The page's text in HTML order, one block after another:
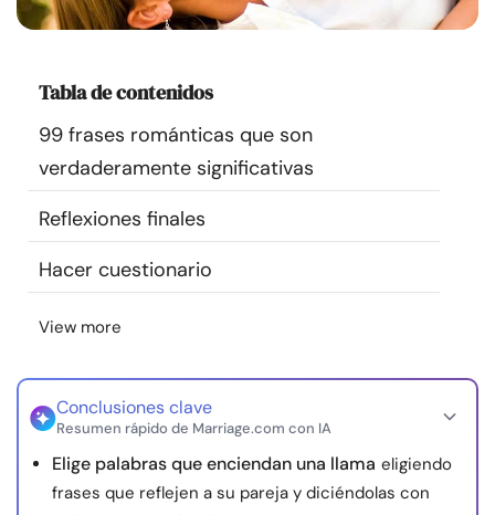
Cursos
Recursos
Comunidad
Encuentra un terapeuta
Idioma
nosotros
© Copyright 2026. Todos los derechos reservados.
Tabla de contenidos
99 frases románticas que son
verdaderamente significativas
Reflexiones finales
Hacer cuestionario
View more
Conclusiones clave
Resumen rápido de Marriage.com con IA
Elige palabras que enciendan una llama eligiendo
frases que reflejen a su pareja y diciéndolas con